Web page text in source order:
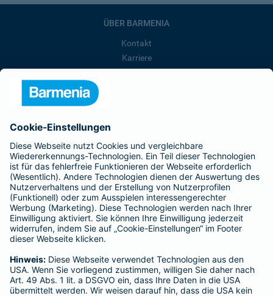
ÜBER BARMENIA
Kontakt
Karriere
Barmenia ist Teil der BarmeniaGothaer
BELIEBTE SEITEN
Kranken-Zusatzversicherung
Tierversicherungen
Haftpflichtversicherung
Hausratversicherung
Adresse ändern
Schaden melden